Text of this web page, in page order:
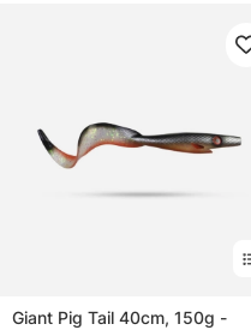
Giant Pig Tail 40cm, 150g -